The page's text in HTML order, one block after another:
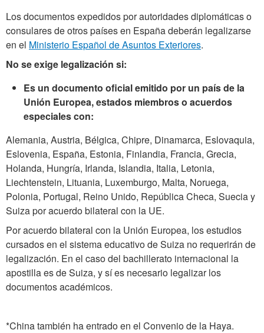
Los documentos expedidos por autoridades diplomáticas o
consulares de otros países en España deberán legalizarse
en el Ministerio Español de Asuntos Exteriores.
No se exige legalización si:
Es un documento oficial emitido por un país de la
Unión Europea, estados miembros o acuerdos
especiales con:
Alemania, Austria, Bélgica, Chipre, Dinamarca, Eslovaquia,
Eslovenia, España, Estonia, Finlandia, Francia, Grecia,
Holanda, Hungría, Irlanda, Islandia, Italia, Letonia,
Liechtenstein, Lituania, Luxemburgo, Malta, Noruega,
Polonia, Portugal, Reino Unido, República Checa, Suecia y
Suiza por acuerdo bilateral con la UE.
Por acuerdo bilateral con la Unión Europea, los estudios
cursados en el sistema educativo de Suiza no requerirán de
legalización. En el caso del bachillerato internacional la
apostilla es de Suiza, y sí es necesario legalizar los
documentos académicos.
*China también ha entrado en el Convenio de la Haya.